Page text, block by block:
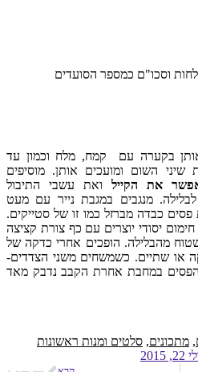
וסכו"ם כמספר הסועדים
בקערה עם קמח, מלח וכמון עד
השום ומועכים אותן. מוסיפים
את הקייל ואת עשבי התיבול
לבלילה. מנגבים במגבת נייר עם מעט
כבדה מברזל כמו זו של סטייקים.
יסודי יוצרים עם כף צורת קציצה
מהבלילה. הופכים אחרי כדקה של
או שתיים. כשמשחים משני הצדדים-
הפסים במחבת אחרת הקבב נדבק מאד
, מתכונים, סלטים ומנות ראשונות
2015